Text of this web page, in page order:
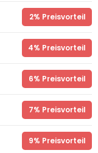
2% Preisvorteil
4% Preisvorteil
6% Preisvorteil
7% Preisvorteil
9% Preisvorteil